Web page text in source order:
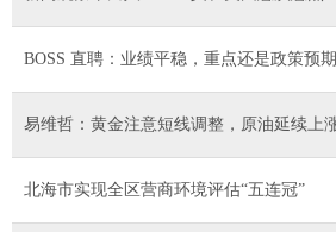
BOSS 直聘：业绩平稳，重点还是政策预期
易维哲：黄金注意短线调整，原油延续上
北海市实现全区营商环境评估“五连冠”